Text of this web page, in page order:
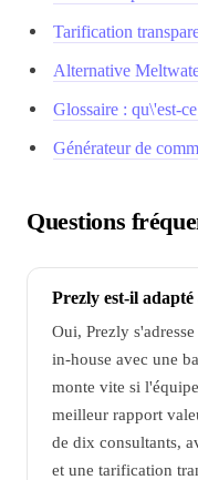
Tarification
Alternative
Glossaire : qu\'est-
Générateur de
Questions
Prezly est-il adapté
Oui, Prezly
in-house avec une
monte vite si
meilleur rapport
de dix consultants,
et une tarification